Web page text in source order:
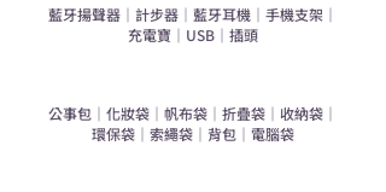
​藍牙揚聲器 ｜ 計步器 ｜ 藍牙耳機 ｜ 手機支架 ｜
充電寶 ｜ USB ｜ 插頭
公事包｜ 化妝袋｜ 帆布袋｜ 折疊袋｜ 收納袋｜
環保袋｜ 索繩袋｜ 背包｜ 電腦袋